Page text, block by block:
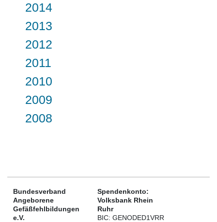
2014
2013
2012
2011
2010
2009
2008
Bundesverband
Angeborene
Gefäßfehlbildungen
e.V.
Spendenkonto:
Volksbank Rhein
Ruhr
BIC: GENODED1VRR